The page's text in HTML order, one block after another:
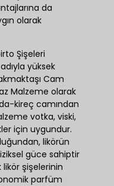
da
olarak
Şişeleri
yüksek
Cam
Malzeme olarak
kireç camından
votka, viski,
için uygundur.
likörün
güce sahiptir
şişelerinin
parfüm